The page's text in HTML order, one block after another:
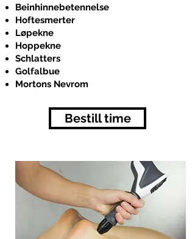
Beinhinnebetennelse
Hoftesmerter
Løpekne
Hoppekne
Schlatters
Golfalbue
Mortons Nevrom
Bestill time